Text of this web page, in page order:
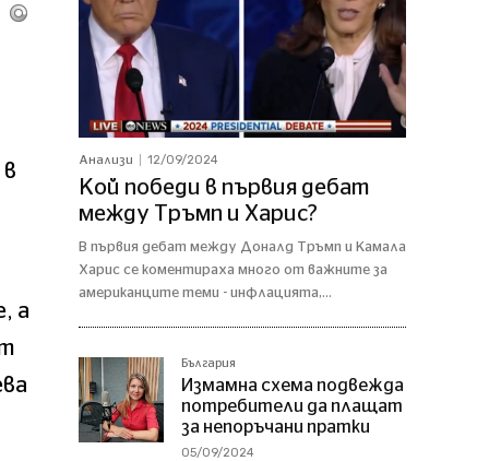
а
Анализи 12/09/2024
Кой победи в първия дебат
между Тръмп и Харис?
В първия дебат между Доналд Тръмп и Камала
Харис се коментираха много от важните за
американците теми - инфлацията,...
България
Измамна схема подвежда
потребители да плащат
за непоръчани пратки
05/09/2024